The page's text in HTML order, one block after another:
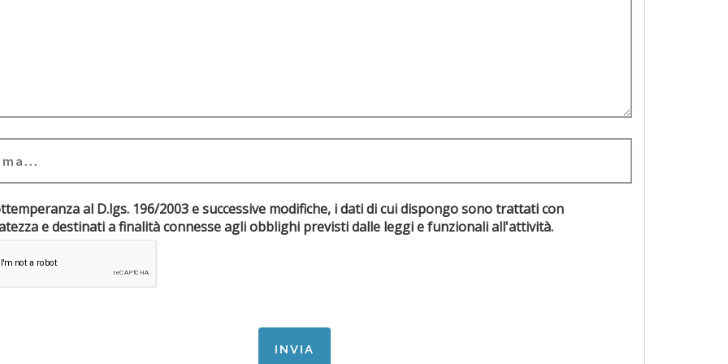
al D.lgs. 196/2003 e successive modifiche, i dati di cui dispongo sono trattati con
riservatezza e destinati a finalità connesse agli obblighi previsti dalle leggi e funzionali all'attività.